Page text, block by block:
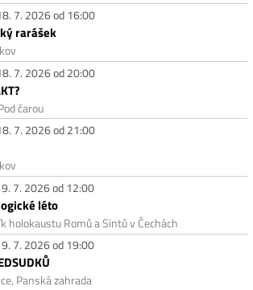
7. 2026 od 16:00
rarášek
7. 2026 od 20:00
čarou
7. 2026 od 21:00
7. 2026 od 12:00
léto
holokaustu Romů a Sintů v Čechách
7. 2026 od 19:00
Panská zahrada